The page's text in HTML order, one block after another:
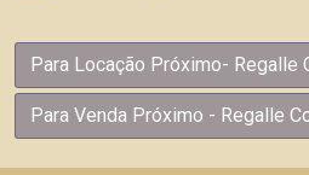
Para Locação Próximo- Regalle
Para Venda Próximo - Regalle